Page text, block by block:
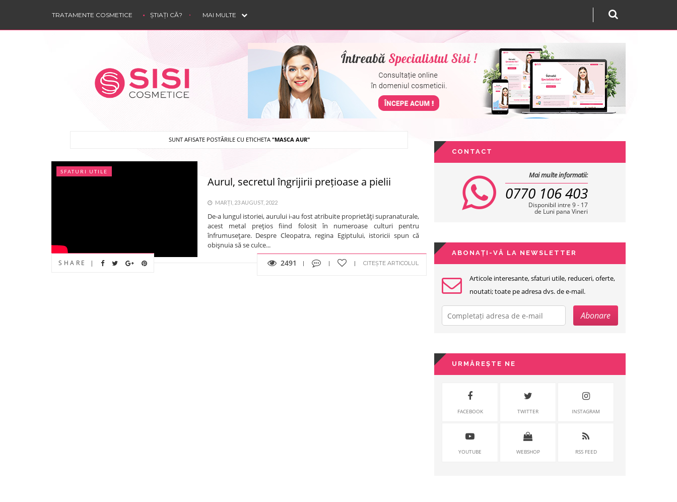
TRATAMENTE COSMETICE ȘTIAȚI CĂ? MAI MULTE
SUNT AFISATE POSTĂRILE CU ETICHETA "MASCA AUR"
SFATURI UTILE
Aurul, secretul îngrijirii prețioase a pielii
MARȚI, 23 AUGUST, 2022
De-a lungul istoriei, aurului i-au fost atribuite proprietăţi supranaturale,
acest metal preţios fiind folosit în numeroase culturi pentru
înfrumuseţare. Despre Cleopatra, regina Egiptului, istoricii spun că
obişnuia să se culce...
CITEȘTE ARTICOLUL
2491
SHARE |
CONTACT
Mai multe informatii:
0770 106 403
Disponibil intre 9 - 17
de Luni pana Vineri
ABONAȚI-VĂ LA NEWSLETTER
Articole interesante, sfaturi utile, reduceri, oferte,
noutati; toate pe adresa dvs. de e-mail.
URMĂREȘTE NE
FACEBOOK TWITTER INSTAGRAM
YOUTUBE WEBSHOP RSS FEED